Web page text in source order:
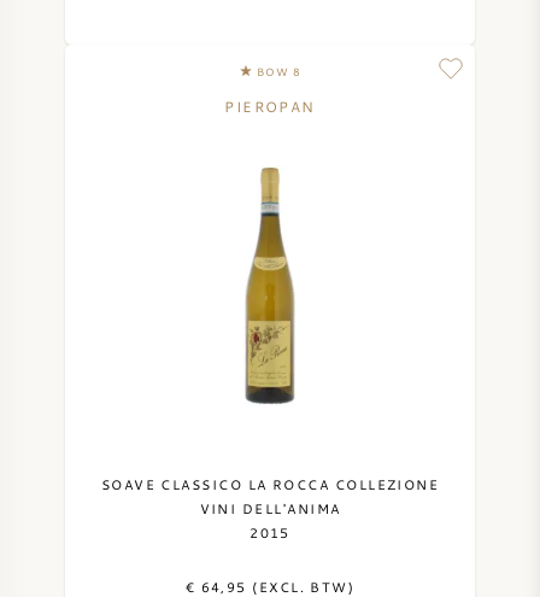
BOW 8
PIEROPAN
SOAVE CLASSICO LA ROCCA COLLEZIONE
VINI DELL'ANIMA
2015
€ 64,95 (EXCL. BTW)